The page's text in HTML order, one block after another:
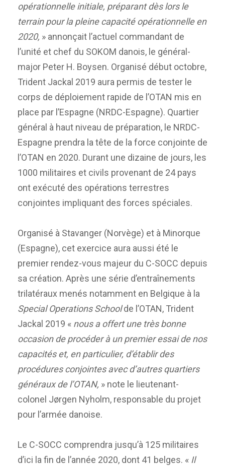
opérationnelle initiale, préparant dès lors le
terrain pour la pleine capacité opérationnelle en
2020, » annonçait l’actuel commandant de
l’unité et chef du SOKOM danois, le général-
major Peter H. Boysen. Organisé début octobre,
Trident Jackal 2019 aura permis de tester le
corps de déploiement rapide de l’OTAN mis en
place par l’Espagne (NRDC-Espagne). Quartier
général à haut niveau de préparation, le NRDC-
Espagne prendra la tête de la force conjointe de
l’OTAN en 2020. Durant une dizaine de jours, les
1000 militaires et civils provenant de 24 pays
ont exécuté des opérations terrestres
conjointes impliquant des forces spéciales.
Organisé à Stavanger (Norvège) et à Minorque
(Espagne), cet exercice aura aussi été le
premier rendez-vous majeur du C-SOCC depuis
sa création. Après une série d’entraînements
trilatéraux menés notamment en Belgique à la
Special Operations Schoolde l’OTAN, Trident
Jackal 2019 « nous a offert une très bonne
occasion de procéder à un premier essai de nos
capacités et, en particulier, d’établir des
procédures conjointes avec d’autres quartiers
généraux de l’OTAN, » note le lieutenant-
colonel Jørgen Nyholm, responsable du projet
pour l’armée danoise.
Le C-SOCC comprendra jusqu’à 125 militaires
d’ici la fin de l’année 2020, dont 41 belges. « Il